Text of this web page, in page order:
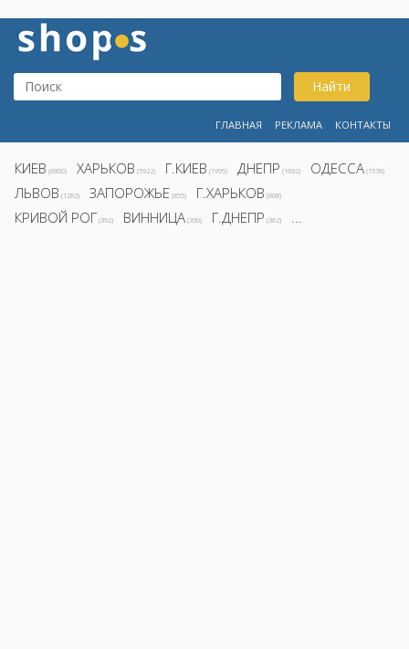
Найти
ГЛАВНАЯ РЕКЛАМА КОНТАКТЫ
КИЕВ (8800) ХАРЬКОВ (5922) Г.КИЕВ (1995) ДНЕПР (1692) ОДЕССА (1578)
ЛЬВОВ (1282) ЗАПОРОЖЬЕ (855) Г.ХАРЬКОВ (808)
КРИВОЙ РОГ (392) ВИННИЦА (390) Г.ДНЕПР (362) ...